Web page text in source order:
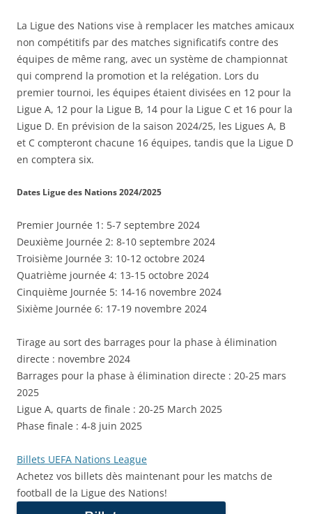
La Ligue des Nations vise à remplacer les matches amicaux
non compétitifs par des matches significatifs contre des
équipes de même rang, avec un système de championnat
qui comprend la promotion et la relégation. Lors du
premier tournoi, les équipes étaient divisées en 12 pour la
Ligue A, 12 pour la Ligue B, 14 pour la Ligue C et 16 pour la
Ligue D. En prévision de la saison 2024/25, les Ligues A, B
et C compteront chacune 16 équipes, tandis que la Ligue D
en comptera six.
Dates Ligue des Nations 2024/2025
Premier Journée 1: 5-7 septembre 2024
Deuxième Journée 2: 8-10 septembre 2024
Troisième Journée 3: 10-12 octobre 2024
Quatrième journée 4: 13-15 octobre 2024
Cinquième Journée 5: 14-16 novembre 2024
Sixième Journée 6: 17-19 novembre 2024
Tirage au sort des barrages pour la phase à élimination
directe : novembre 2024
Barrages pour la phase à élimination directe : 20-25 mars
2025
Ligue A, quarts de finale : 20-25 March 2025
Phase finale : 4-8 juin 2025
Billets UEFA Nations League
Achetez vos billets dès maintenant pour les matchs de
football de la Ligue des Nations!